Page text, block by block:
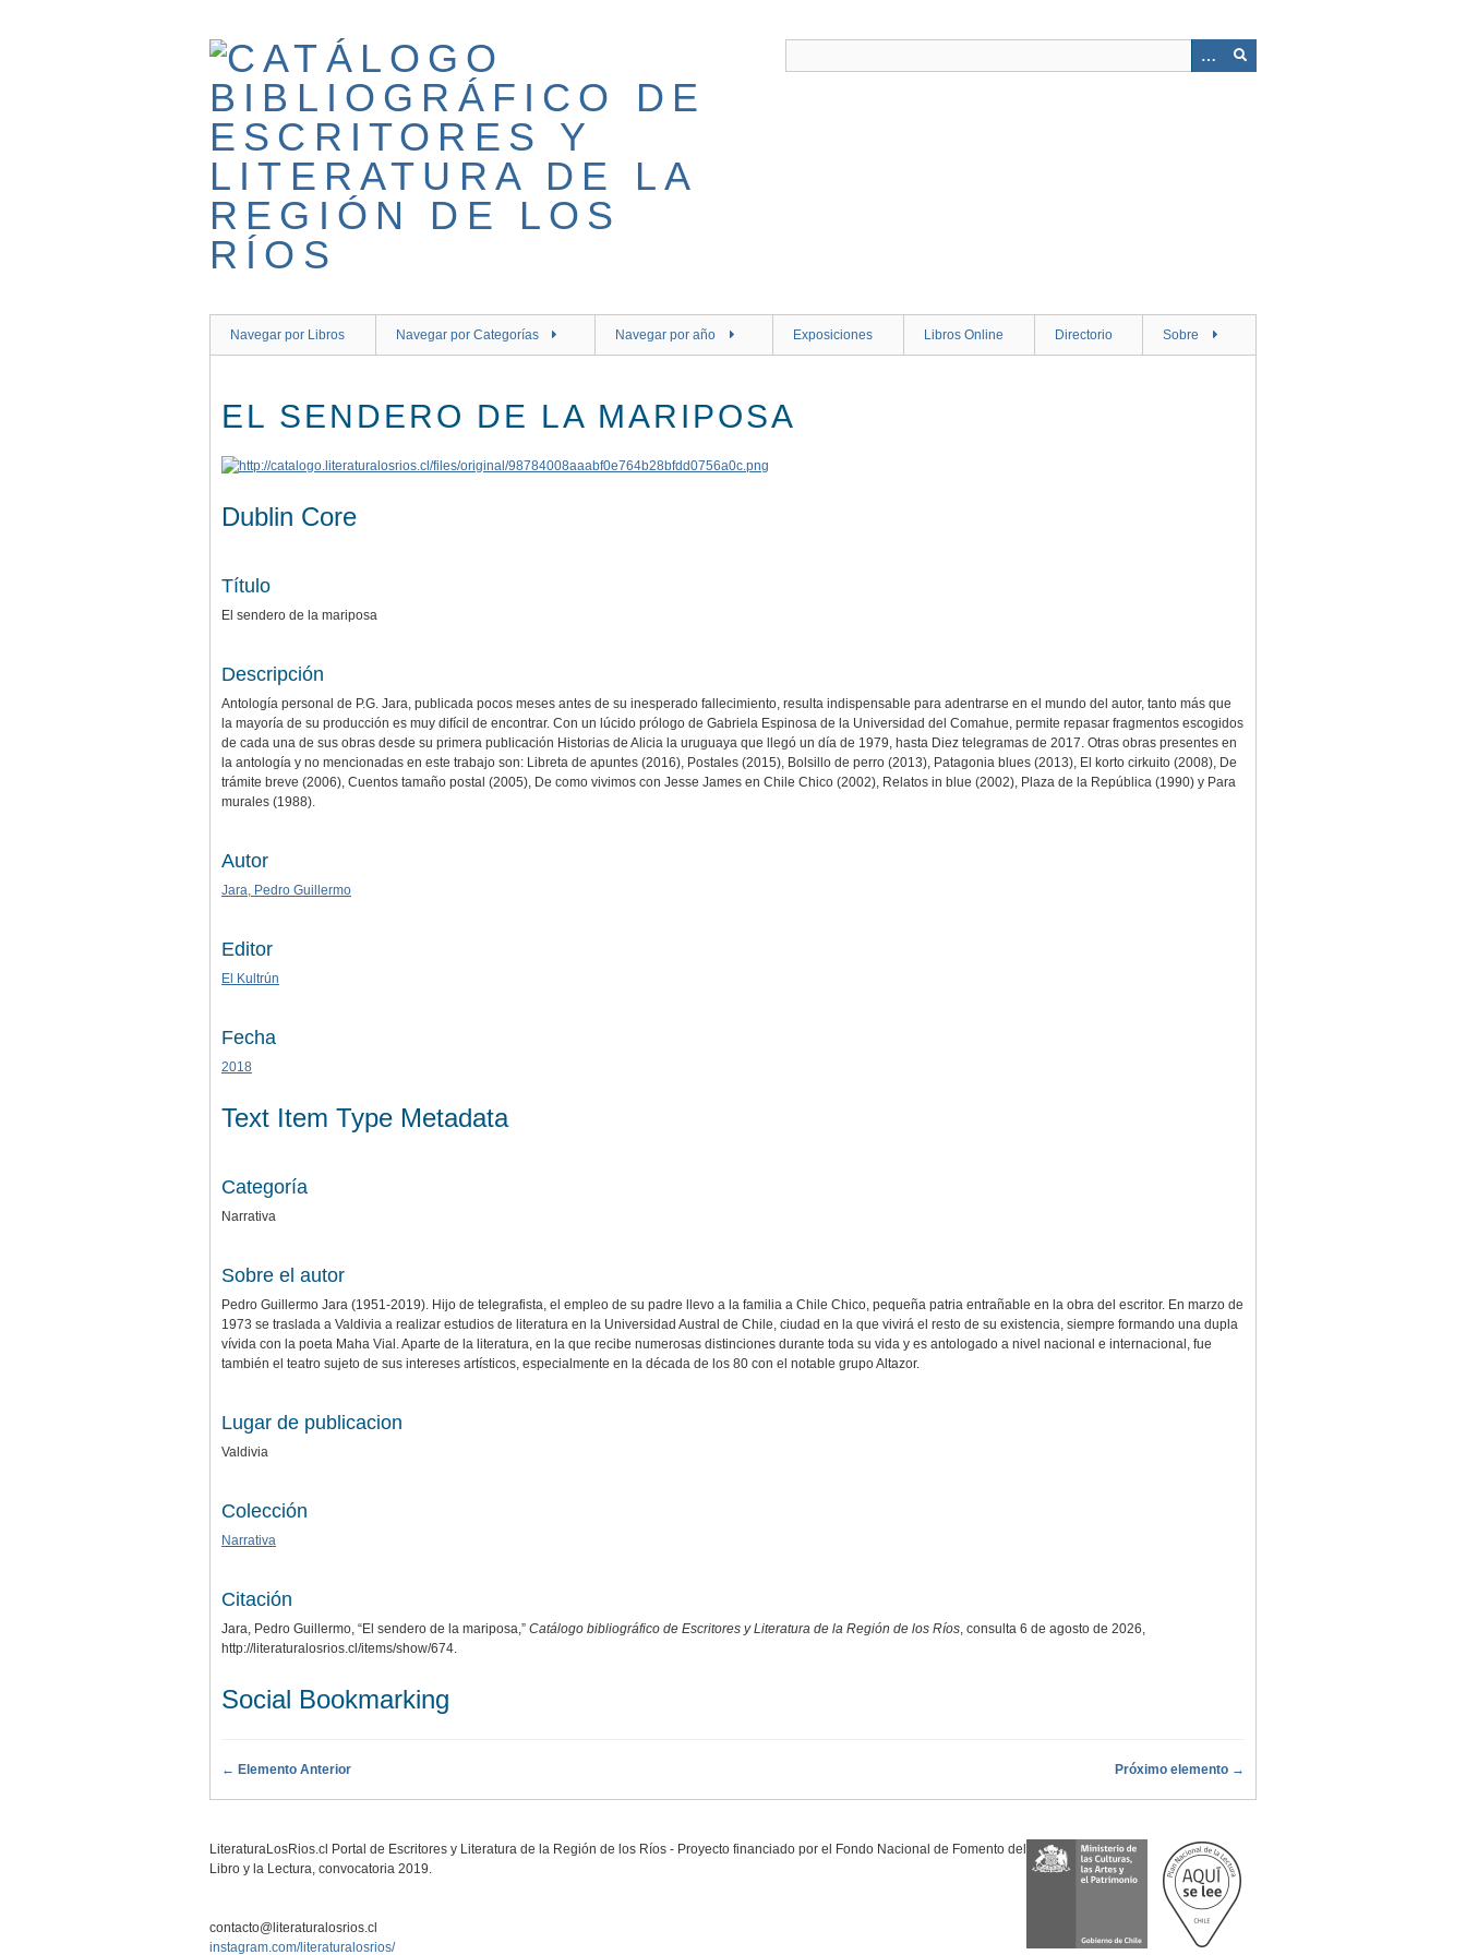
Navegar por Libros Navegar por Categorías Navegar por año Exposiciones Libros Online Directorio Sobre
EL SENDERO DE LA MARIPOSA
Dublin Core
Título
El sendero de la mariposa
Descripción
Antología personal de P.G. Jara, publicada pocos meses antes de su inesperado fallecimiento, resulta indispensable para adentrarse en el mundo del autor, tanto más que
la mayoría de su producción es muy difícil de encontrar. Con un lúcido prólogo de Gabriela Espinosa de la Universidad del Comahue, permite repasar fragmentos escogidos
de cada una de sus obras desde su primera publicación Historias de Alicia la uruguaya que llegó un día de 1979, hasta Diez telegramas de 2017. Otras obras presentes en
la antología y no mencionadas en este trabajo son: Libreta de apuntes (2016), Postales (2015), Bolsillo de perro (2013), Patagonia blues (2013), El korto cirkuito (2008), De
trámite breve (2006), Cuentos tamaño postal (2005), De como vivimos con Jesse James en Chile Chico (2002), Relatos in blue (2002), Plaza de la República (1990) y Para
murales (1988).
Autor
Jara, Pedro Guillermo
Editor
El Kultrún
Fecha
2018
Text Item Type Metadata
Categoría
Narrativa
Sobre el autor
Pedro Guillermo Jara (1951-2019). Hijo de telegrafista, el empleo de su padre llevo a la familia a Chile Chico, pequeña patria entrañable en la obra del escritor. En marzo de
1973 se traslada a Valdivia a realizar estudios de literatura en la Universidad Austral de Chile, ciudad en la que vivirá el resto de su existencia, siempre formando una dupla
vívida con la poeta Maha Vial. Aparte de la literatura, en la que recibe numerosas distinciones durante toda su vida y es antologado a nivel nacional e internacional, fue
también el teatro sujeto de sus intereses artísticos, especialmente en la década de los 80 con el notable grupo Altazor.
Lugar de publicacion
Valdivia
Colección
Narrativa
Citación
Jara, Pedro Guillermo, “El sendero de la mariposa,” Catálogo bibliográfico de Escritores y Literatura de la Región de los Ríos, consulta 6 de agosto de 2026,
http://literaturalosrios.cl/items/show/674.
Social Bookmarking
← Elemento Anterior Próximo elemento →
LiteraturaLosRios.cl Portal de Escritores y Literatura de la Región de los Ríos - Proyecto financiado por el Fondo Nacional de Fomento del
Libro y la Lectura, convocatoria 2019.
contacto@literaturalosrios.cl
instagram.com/literaturalosrios/